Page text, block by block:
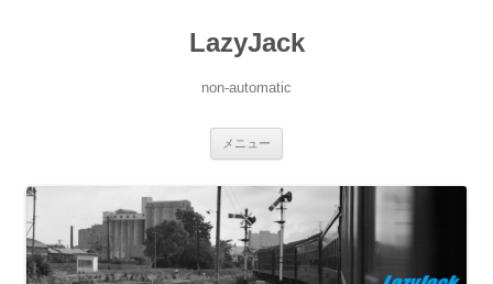
LazyJack
non-automatic
メニュー
ツ
へ
ス
キ
ッ
プ